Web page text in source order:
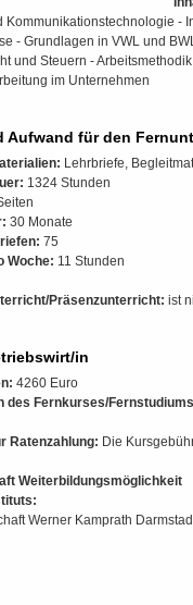
Kommunikationstechnologie -
- Grundlagen in VWL und
und Steuern -
im Unternehmen
Aufwand für den
Lehrbriefe,
1324 Stunden
30 Monate
75
Woche: 11 Stunden
Präsenzunterricht: ist
in
4260 Euro
des Fernkurses/
Ratenzahlung: Die
Weiterbildungsmöglichkeit
Werner Kamprath